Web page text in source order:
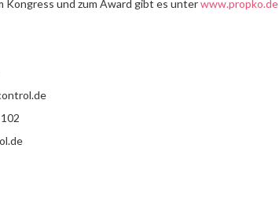
Kongress und zum Award gibt es unterwww.propko.de